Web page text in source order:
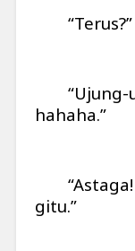
“Terus?”
hahaha.”
gitu.”